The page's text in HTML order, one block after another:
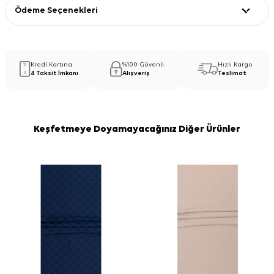
Ödeme Seçenekleri
Kredi Kartına
4 Taksit İmkanı
%100 Güvenli
Alışveriş
Hızlı Kargo
Teslimat
Keşfetmeye Doyamayacağınız Diğer Ürünler